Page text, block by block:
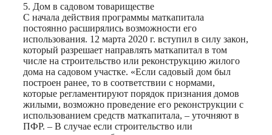
5. Дом в садовом товариществе
С начала действия программы маткапитала
постоянно расширялись возможности его
использования. 12 марта 2020 г. вступил в силу закон,
который разрешает направлять маткапитал в том
числе на строительство или реконструкцию жилого
дома на садовом участке. «Если садовый дом был
построен ранее, то в соответствии с нормами,
которые регламентируют порядок признания домов
жилыми, возможно проведение его реконструкции с
использованием средств маткапитала, – уточняют в
ПФР. – В случае если строительство или